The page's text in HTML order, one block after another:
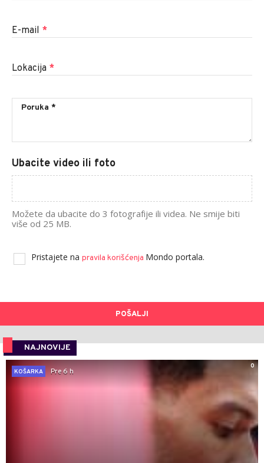
E-mail *
Lokacija *
Ubacite video ili foto
Možete da ubacite do 3 fotografije ili videa. Ne smije biti
više od 25 MB.
Pristajete na pravila korišćenja Mondo portala.
POŠALJI
NAJNOVIJE
0
KOŠARKA
Pre 6 h